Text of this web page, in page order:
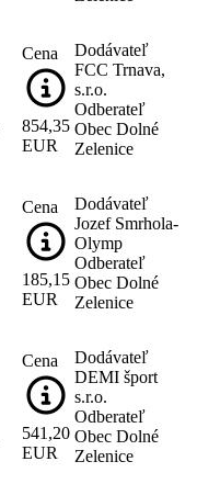
Cena
854,35
EUR
Dodávateľ
FCC Trnava,
s.r.o.
Odberateľ
Obec Dolné
Zelenice
Cena
185,15
EUR
Dodávateľ
Jozef Smrhola-
Olymp
Odberateľ
Obec Dolné
Zelenice
Cena
541,20
EUR
Dodávateľ
DEMI šport
s.r.o.
Odberateľ
Obec Dolné
Zelenice